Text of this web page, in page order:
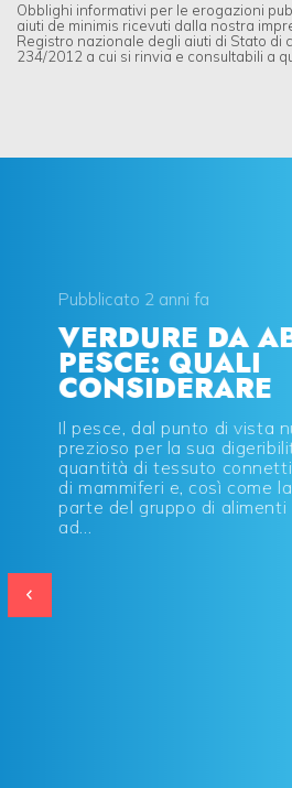
Obblighi informativi per le erogazioni
aiuti de minimis ricevuti dalla nostra
Registro nazionale degli aiuti di Stato di
234/2012 a cui si rinvia e consultabili a
Pubblicato 2 anni fa
VERDURE DA
PESCE: QUALI
CONSIDERARE
Il pesce, dal punto di vista
prezioso per la sua
quantità di tessuto
di mammiferi e, così come
parte del gruppo di
ad...